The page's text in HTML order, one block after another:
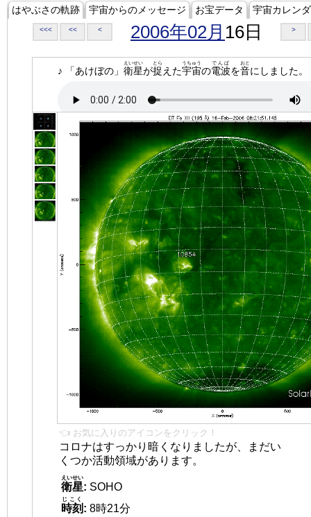
はやぶさの軌跡 宇宙からのメッセージ お宝データ 宇宙カレン
<<< << < 2006年02月 16日 >
♪ 「あけぼの」 衛星
えいせい
が捉
とら
えた宇宙
うちゅう
の電波
でんぱ
を音
おと
にしました。
👈 お気に入りのアイコンをクリック！
コロナはすっかり暗くなりましたが、まだい
くつか活動領域があります。
衛星
えいせい
: SOHO
時刻
じこく
: 8時21分